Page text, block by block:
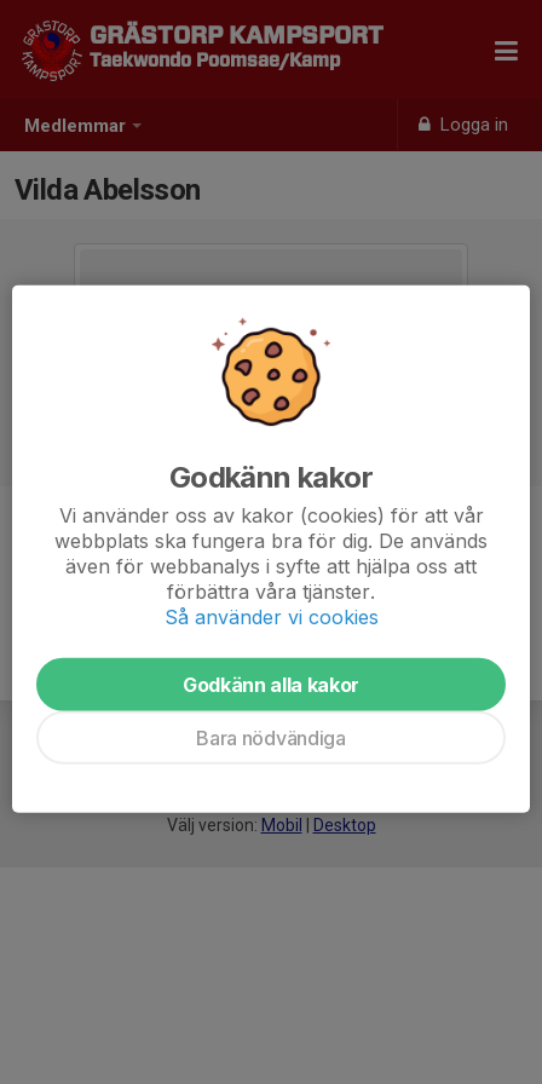
Medlemmar Logga in
GRÄSTORP KAMPSPORT
Taekwondo Poomsae/Kamp
Vilda Abelsson
Ålder 19 år
Välj version: Mobil Desktop
Godkänn kakor
Vi använder oss av kakor (cookies) för att vår
webbplats ska fungera bra för dig. De används
även för webbanalys i syfte att hjälpa oss att
förbättra våra tjänster.
Så använder vi cookies
Godkänn alla kakor
Bara nödvändiga